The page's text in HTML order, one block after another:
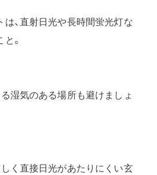
、直射日光や長時間蛍光灯な
。
湿気のある場所も避けましょ
く直接日光があたりにくい玄